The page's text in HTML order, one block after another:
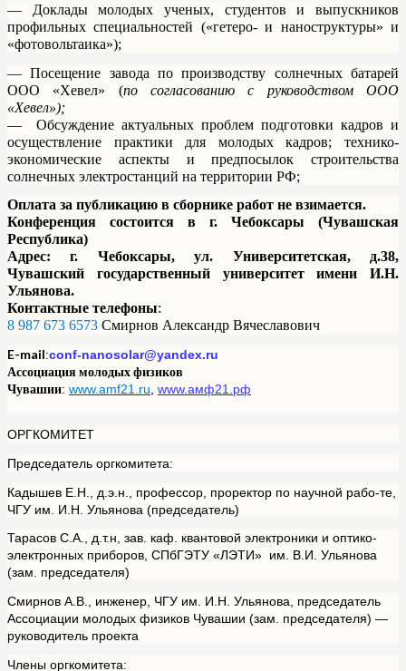
— Доклады молодых ученых, студентов и выпускников
профильных специальностей («гетеро- и наноструктуры» и
«фотовольтаика»);
— Посещение завода по производству солнечных батарей
ООО «Хевел» (по согласованию с руководством ООО
«Хевел»);
— Обсуждение актуальных проблем подготовки кадров и
осуществление практики для молодых кадров; технико-
экономические аспекты и предпосылок строительства
солнечных электростанций на территории РФ;
Оплата за публикацию в сборнике работ не взимается.
Конференция состоится в г. Чебоксары (Чувашская
Республика)
Адрес: г. Чебоксары, ул. Университетская, д.38,
Чувашский государственный университет имени И.Н.
Ульянова.
Контактные телефоны:
8 987 673 6573 Смирнов Александр Вячеславович
E-mail:conf-nanosolar@yandex.ru
Ассоциация молодых физиков
Чувашии: www.amf21.ru www.амф21.рф
ОРГКОМИТЕТ
Председатель оргкомитета:
Кадышев Е.Н., д.э.н., профессор, проректор по научной рабо-те,
ЧГУ им. И.Н. Ульянова (председатель)
Тарасов С.А., д.т.н, зав. каф. квантовой электроники и оптико-
электронных приборов, CПбГЭТУ «ЛЭТИ» им. В.И. Ульянова
(зам. председателя)
Смирнов А.В., инженер, ЧГУ им. И.Н. Ульянова, председатель
Ассоциации молодых физиков Чувашии (зам. председателя) —
руководитель проекта
Члены оргкомитета: